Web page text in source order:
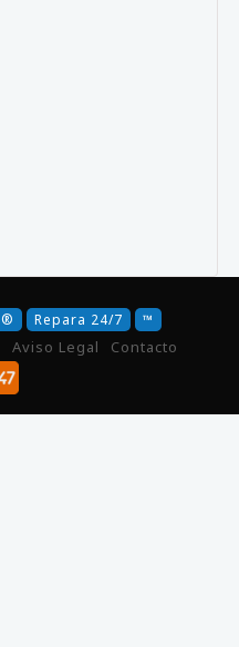
® Repara 24/7 ™
Aviso Legal Contacto